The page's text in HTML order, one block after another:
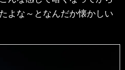
よな～となんだか懐かしい